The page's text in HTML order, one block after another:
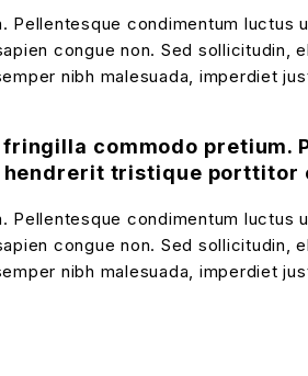
condimentum luctus
congue non. Sed sollicitudin,
nibh malesuada, imperdiet
commodo pretium.
hendrerit tristique
condimentum luctus
congue non. Sed sollicitudin,
nibh malesuada, imperdiet